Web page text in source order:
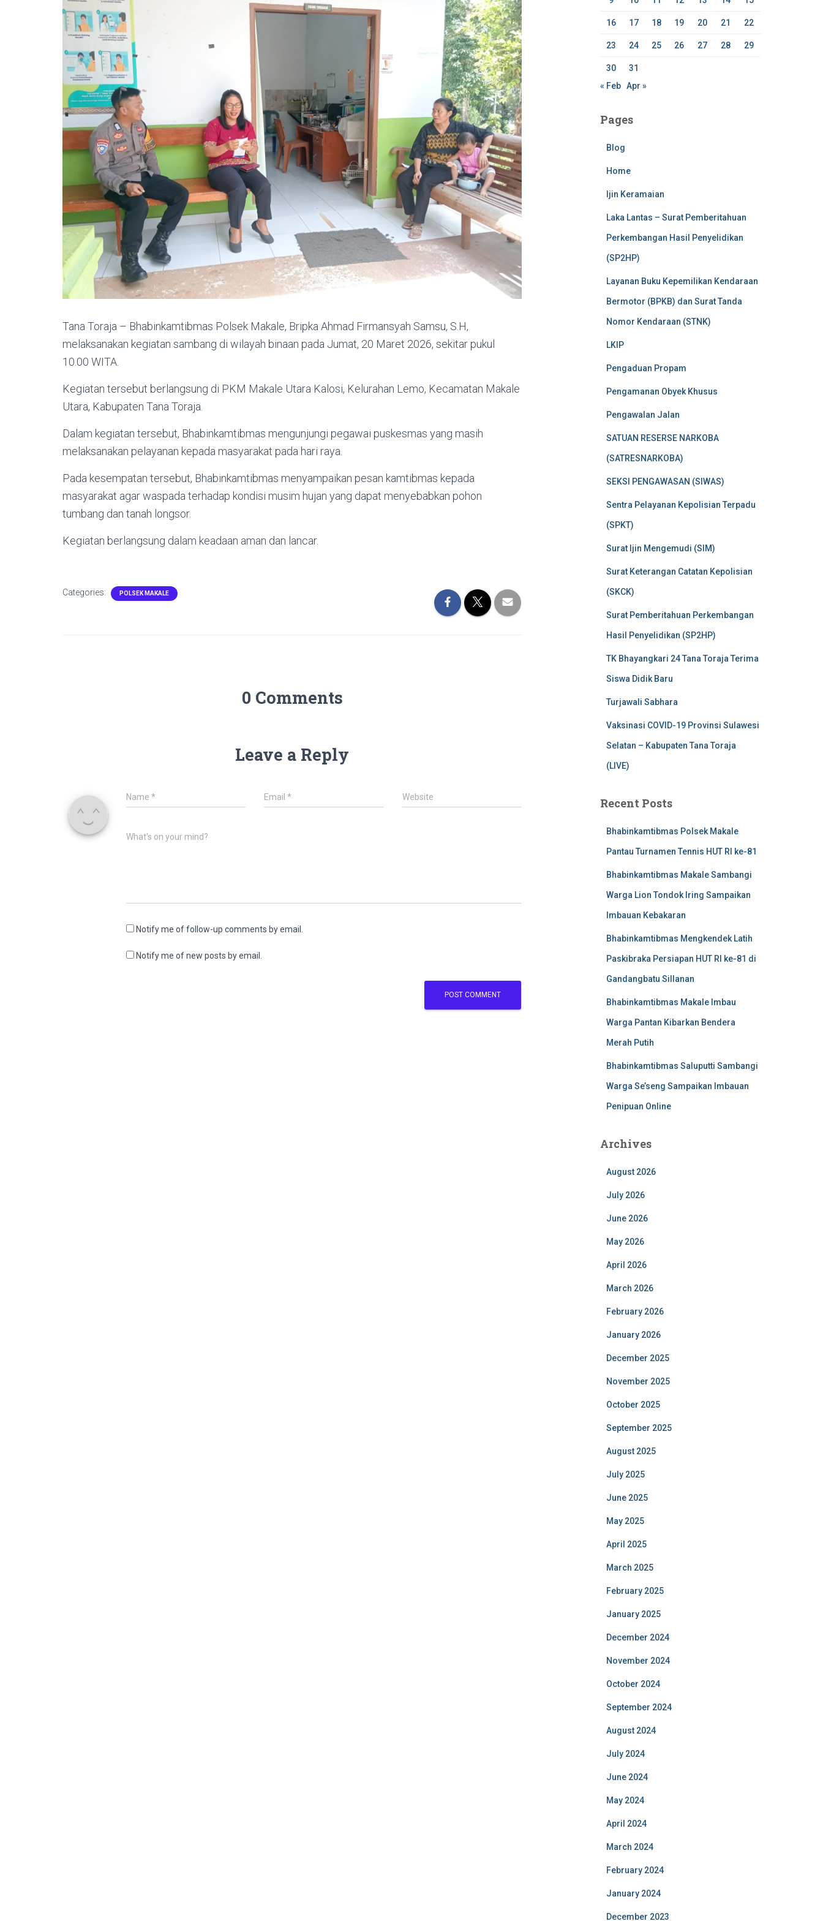
Tana Toraja – Bhabinkamtibmas Polsek Makale, Bripka Ahmad Firmansyah Samsu, S.H,
melaksanakan kegiatan sambang di wilayah binaan pada Jumat, 20 Maret 2026, sekitar pukul
10.00 WITA.
Kegiatan tersebut berlangsung di PKM Makale Utara Kalosi, Kelurahan Lemo, Kecamatan Makale
Utara, Kabupaten Tana Toraja.
Dalam kegiatan tersebut, Bhabinkamtibmas mengunjungi pegawai puskesmas yang masih
melaksanakan pelayanan kepada masyarakat pada hari raya.
Pada kesempatan tersebut, Bhabinkamtibmas menyampaikan pesan kamtibmas kepada
masyarakat agar waspada terhadap kondisi musim hujan yang dapat menyebabkan pohon
tumbang dan tanah longsor.
Kegiatan berlangsung dalam keadaan aman dan lancar.
Categories: POLSEK MAKALE
0 Comments
Leave a Reply
Name * Email* Website
What's on your mind?
Notify me of follow-up comments by email.
Notify me of new posts by email.
16 17 18 19 20 21 22
23 24 25 26 27 28 29
30
31
« Feb Apr »
Pages
Blog
Home
Ijin Keramaian
Laka Lantas – Surat Pemberitahuan
Perkembangan Hasil Penyelidikan
(SP2HP)
Layanan Buku Kepemilikan Kendaraan
Bermotor (BPKB) dan Surat Tanda
Nomor Kendaraan (STNK)
LKIP
Pengaduan Propam
Pengamanan Obyek Khusus
Pengawalan Jalan
SATUAN RESERSE NARKOBA
(SATRESNARKOBA)
SEKSI PENGAWASAN (SIWAS)
Sentra Pelayanan Kepolisian Terpadu
(SPKT)
Surat Ijin Mengemudi (SIM)
Surat Keterangan Catatan Kepolisian
(SKCK)
Surat Pemberitahuan Perkembangan
Hasil Penyelidikan (SP2HP)
TK Bhayangkari 24 Tana Toraja Terima
Siswa Didik Baru
Turjawali Sabhara
Vaksinasi COVID-19 Provinsi Sulawesi
Selatan – Kabupaten Tana Toraja
(LIVE)
Recent Posts
Bhabinkamtibmas Polsek Makale
Pantau Turnamen Tennis HUT RI ke-81
Bhabinkamtibmas Makale Sambangi
Warga Lion Tondok Iring Sampaikan
Imbauan Kebakaran
Bhabinkamtibmas Mengkendek Latih
Paskibraka Persiapan HUT RI ke-81 di
Gandangbatu Sillanan
Bhabinkamtibmas Makale Imbau
Warga Pantan Kibarkan Bendera
Merah Putih
Bhabinkamtibmas Saluputti Sambangi
Warga Se’seng Sampaikan Imbauan
Penipuan Online
Archives
August 2026
July 2026
June 2026
May 2026
April 2026
March 2026
February 2026
January 2026
December 2025
November 2025
October 2025
September 2025
August 2025
July 2025
June 2025
May 2025
April 2025
March 2025
February 2025
January 2025
December 2024
November 2024
October 2024
September 2024
August 2024
July 2024
June 2024
May 2024
April 2024
March 2024
February 2024
January 2024
December 2023